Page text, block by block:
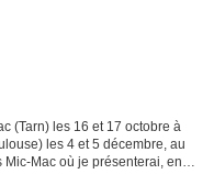
(Tarn) les 16 et 17 octobre à
les 4 et 5 décembre, au
Mac où je présenterai, en